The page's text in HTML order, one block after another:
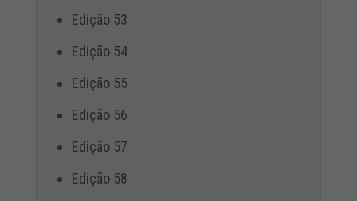
Edição 53
Edição 54
Edição 55
Edição 56
Edição 57
Edição 58